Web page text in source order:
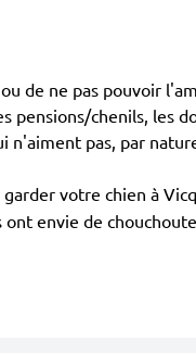
de ne pas pouvoir
pensions/chenils, les
n'aiment pas, par
garder votre chien à
envie de